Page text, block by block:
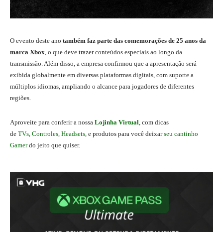
O evento deste ano também faz parte das comemorações de 25 anos da
marca Xbox, o que deve trazer conteúdos especiais ao longo da
transmissão. Além disso, a empresa confirmou que a apresentação será
exibida globalmente em diversas plataformas digitais, com suporte a
múltiplos idiomas, ampliando o alcance para jogadores de diferentes
regiões.
Aproveite para conferir a nossa Lojinha Virtual, com dicas
de TVs, Controles, Headsets, e produtos para você deixarseu cantinho
Gamerdo jeito que quiser.